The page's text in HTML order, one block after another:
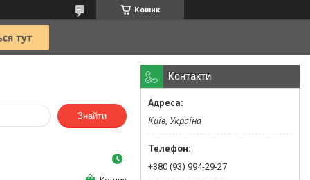
Кошик
Знайти
Контакти
Київ, Україна
+380 (93) 994-29-27